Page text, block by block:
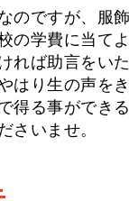
のですが、服
の学費に当て
れば助言をい
はり生の声を
得る事ができ
さいませ。